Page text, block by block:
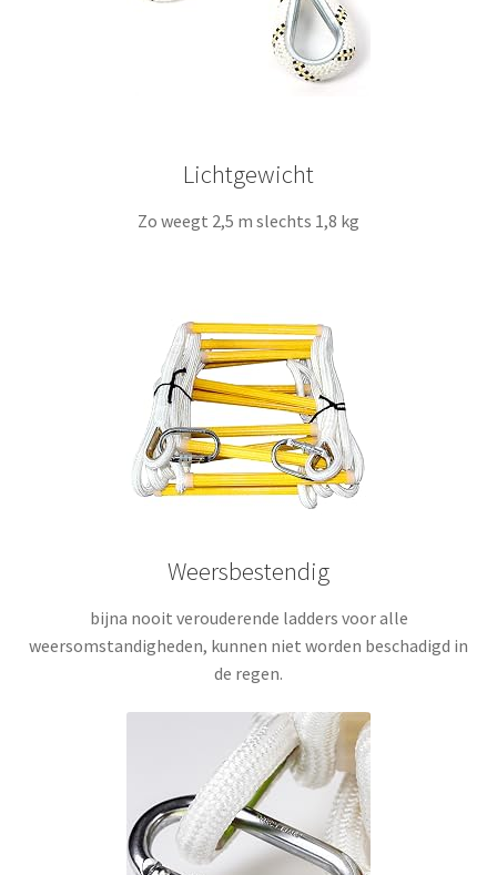
Lichtgewicht
Zo weegt 2,5 m slechts 1,8 kg
Weersbestendig
bijna nooit verouderende ladders voor alle
weersomstandigheden, kunnen niet worden beschadigd in
de regen.